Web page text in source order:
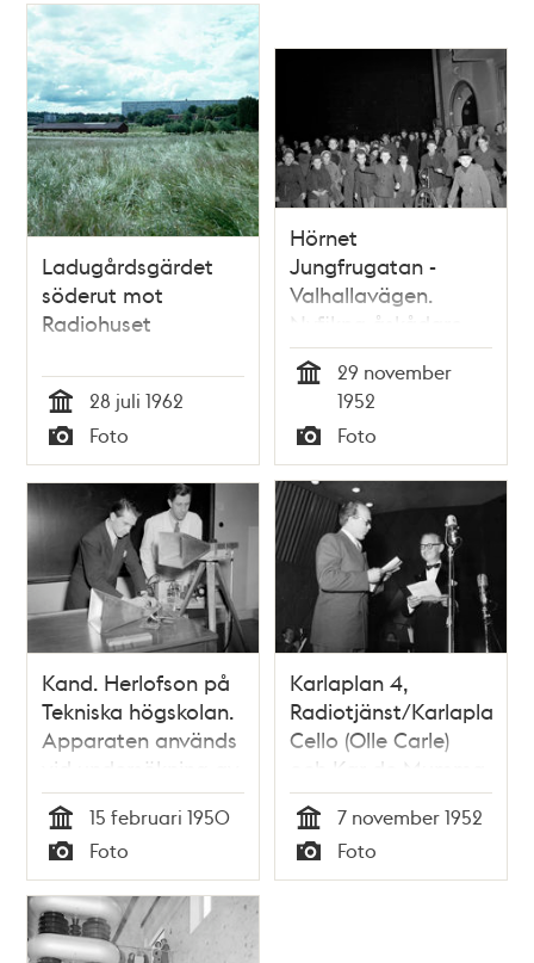
Ladugårdsgärdet
söderut mot
Radiohuset
Tid
28 juli 1962
Typ
Foto
Hörnet
Jungfrugatan -
Valhallavägen.
Nyfikna åskådare
har samlats för att
titta på
Radioprogrammet
Speldosans spex
29 november
1952
Typ
Foto
Kand. Herlofson på
Tekniska högskolan.
Apparaten används
vid undersökning av
radioeko
Tid
15 februari 1950
Typ
Foto
Karlaplan 4,
Radiotjänst/
Cello (Olle Carle)
och Kar de Mumma
(t.h.) (Erik
Zetterström) i
bandupptagning
Tid
7 november 1952
Typ
Foto